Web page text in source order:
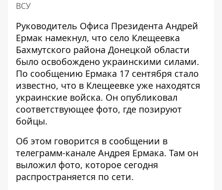
ВСУ
Руководитель Офиса Президента Андрей
Ермак намекнул, что село Клещеевка
Бахмутского района Донецкой области
было освобождено украинскими силами.
По сообщению Ермака 17 сентября стало
известно, что в Клещеевке уже находятся
украинские войска. Он опубликовал
соответствующее фото, где позируют
бойцы.
Об этом говорится в сообщении в
телеграмм-канале Андрея Ермака. Там он
выложил фото, которое сегодня
распространяется по сети.